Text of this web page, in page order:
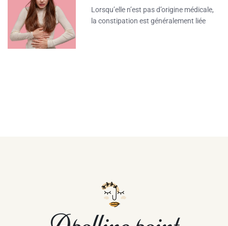
Lorsqu’elle n’est pas d’origine médicale,
la constipation est généralement liée